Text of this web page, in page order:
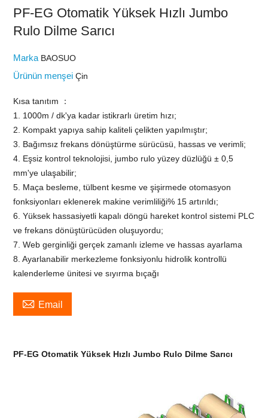
PF-EG Otomatik Yüksek Hızlı Jumbo
Rulo Dilme Sarıcı
Marka BAOSUO
Ürünün menşeiÇin
Kısa tanıtım ：
1. 1000m / dk'ya kadar istikrarlı üretim hızı;
2. Kompakt yapıya sahip kaliteli çelikten yapılmıştır;
3. Bağımsız frekans dönüştürme sürücüsü, hassas ve verimli;
4. Eşsiz kontrol teknolojisi, jumbo rulo yüzey düzlüğü ± 0,5
mm'ye ulaşabilir;
5. Maça besleme, tülbent kesme ve şişirmede otomasyon
fonksiyonları eklenerek makine verimliliği% 15 artırıldı;
6. Yüksek hassasiyetli kapalı döngü hareket kontrol sistemi PLC
ve frekans dönüştürücüden oluşuyordu;
7. Web gerginliği gerçek zamanlı izleme ve hassas ayarlama
8. Ayarlanabilir merkezleme fonksiyonlu hidrolik kontrollü
kalenderleme ünitesi ve sıyırma bıçağı
 Email
PF-EG Otomatik Yüksek Hızlı Jumbo Rulo Dilme Sarıcı